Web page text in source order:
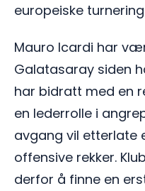
europeiske
Mauro Icardi har
Galatasaray siden
har bidratt med en
en lederrolle i
avgang vil etterlate
offensive rekker.
derfor å finne en